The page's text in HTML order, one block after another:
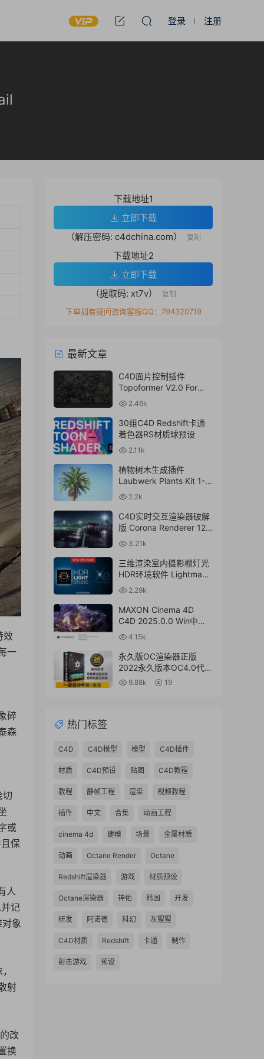
登录 注册
效
一
碎
森
切
或
保
人
记
象
射
改
换
下载地址1
立即下载
（解压密码: c4dchina.com）
复制
下载地址2
立即下载
（提取码: xt7v）
复制
下单如有疑问咨询客服QQ：794320719
最新文章
C4D面片控制插件
Topoformer V2.0 For
Cinema 4D R23 – 2024
Win/Mac
2.46k
30组C4D Redshift卡通
着色器RS材质球预设
2.11k
植物树木生成插件
Laubwerk Plants Kit 1-7
v1.0.50 For
C4D/MAX/Maya/Sketch
Up Win/Mac
2.2k
C4D实时交互渲染器破解
版 Corona Renderer 12.1
for Cinema 4D R17-
2024+离线材质预设库
3.21k
三维渲染室内摄影棚灯光
HDR环境软件 Lightmap
HDR Light Studio Xenon
V8.2.2.2024.0701 Win破
解版 + 接口插件
2.29k
MAXON Cinema 4D
C4D 2025.0.0 Win中文
版/英文版/破解版
4.15k
永久版OC渲染器正版
2022永久版本OC4.0代购
订阅注册C4D插件汉化双
9.88k 19
热门标签
C4D C4D模型 模型 C4D插件
材质 C4D预设 贴图 C4D教程
教程 静帧工程 渲染 视频教程
插件 中文 合集 动画工程
cinema 4d 建模 场景 金属材质
动画 Octane Render Octane
Redshift渲染器 游戏 材质预设
Octane渲染器 神佑 韩国 开发
研发 阿诺德 科幻 灰猩猩
C4D材质 Redshift 卡通 制作
射击游戏 预设